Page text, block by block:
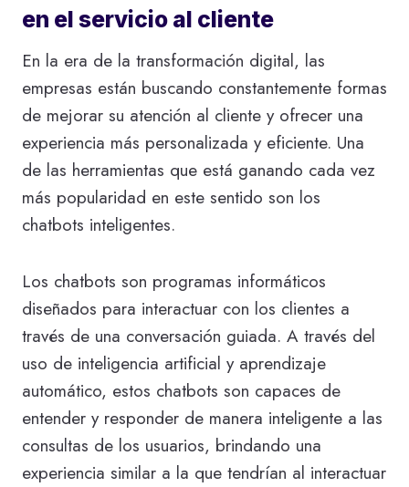
en el servicio al cliente
En la era de la transformación digital, las
empresas están buscando constantemente formas
de mejorar su atención al cliente y ofrecer una
experiencia más personalizada y eficiente. Una
de las herramientas que está ganando cada vez
más popularidad en este sentido son los
chatbots inteligentes.
Los chatbots son programas informáticos
diseñados para interactuar con los clientes a
través de una conversación guiada. A través del
uso de inteligencia artificial y aprendizaje
automático, estos chatbots son capaces de
entender y responder de manera inteligente a las
consultas de los usuarios, brindando una
experiencia similar a la que tendrían al interactuar